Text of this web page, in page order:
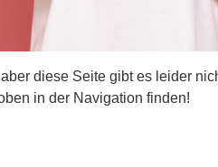
diese Seite gibt es leider
in der Navigation finden!